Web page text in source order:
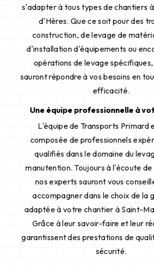
s'adapter à tous types de chantiers
d'Hères. Que ce soit pour des
construction, de levage de
d'installation d'équipements ou
opérations de levage
sauront répondre à vos besoins en
efficacité.
Une équipe professionnelle à
L'équipe de Transports Primard
composée de professionnels
qualifiés dans le domaine du
manutention. Toujours à l'écoute de
nos experts sauront vous
accompagner dans le choix de la
adaptée à votre chantier à Saint-
Grâce à leur savoir-faire et leur
garantissent des prestations de
sécurité.